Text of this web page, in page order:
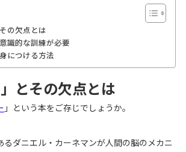
の欠点とは
識的な訓練が必要
につける方法
」とその欠点とは
」という本をご存じでしょうか。
るダニエル・カーネマンが人間の脳のメカニ